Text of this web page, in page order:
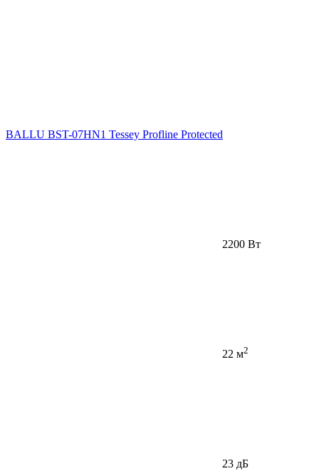
BALLU BST-07HN1 Tessey Profline Protected
2200 Вт
22 м2
23 дБ